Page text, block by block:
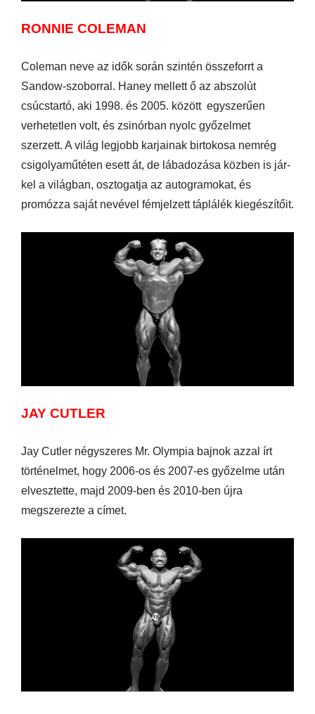
RONNIE COLEMAN
Coleman neve az idők során szintén összeforrt a
Sandow-szoborral. Haney mellett ő az abszolút
csúcstartó, aki 1998. és 2005. között egyszerűen
verhetetlen volt, és zsinórban nyolc győzelmet
szerzett. A világ legjobb karjainak birtokosa nemrég
csigolyaműtéten esett át, de lábadozása közben is jár-
kel a világban, osztogatja az autogramokat, és
promózza saját nevével fémjelzett táplálék kiegészítőit.
JAY CUTLER
Jay Cutler négyszeres Mr. Olympia bajnok azzal írt
történelmet, hogy 2006-os és 2007-es győzelme után
elvesztette, majd 2009-ben és 2010-ben újra
megszerezte a címet.